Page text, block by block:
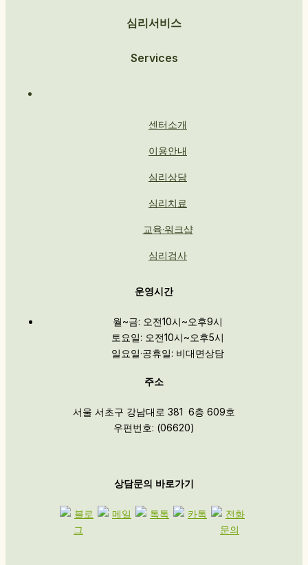
심리서비스
Services
센터소개
이용안내
심리상담
심리치료
교육·워크샵
심리검사
운영시간
월~금: 오전10시~오후9시
토요일: 오전10시~오후5시
일요일·공휴일: 비대면상담
주소
서울 서초구 강남대로 381 6층 609호
우편번호: (06620)
상담문의 바로가기